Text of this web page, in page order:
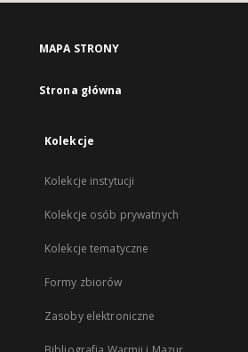
MAPA STRONY
Strona główna
Kolekcje
Kolekcje instytucji
Kolekcje osób prywatnych
Kolekcje tematyczne
Formy zbiorów
Zasoby elektroniczne